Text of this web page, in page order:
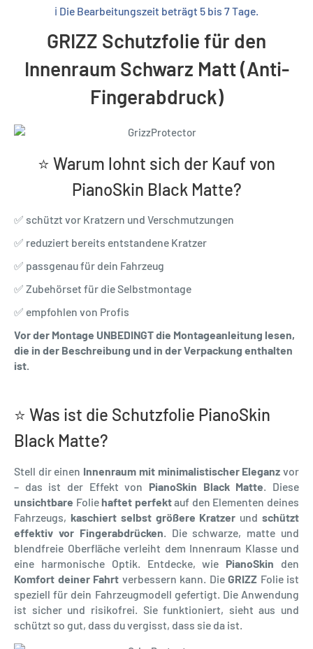
ℹ️ Die Bearbeitungszeit beträgt 5 bis 7 Tage.
GRIZZ Schutzfolie für den
Innenraum Schwarz Matt (Anti-
Fingerabdruck)
⭐ Warum lohnt sich der Kauf von
PianoSkin Black Matte?
✅ schützt vor Kratzern und Verschmutzungen
✅ reduziert bereits entstandene Kratzer
✅ passgenau für dein Fahrzeug
✅ Zubehörset für die Selbstmontage
✅ empfohlen von Profis
Vor der Montage UNBEDINGT die Montageanleitung lesen,
die in der Beschreibung und in der Verpackung enthalten
ist.
⭐ Was ist die Schutzfolie PianoSkin
Black Matte?
Stell dir einen Innenraum mit minimalistischer Eleganz vor
– das ist der Effekt von PianoSkin Black Matte . Diese
unsichtbare Foliehaftet perfektauf den Elementen deines
Fahrzeugs, kaschiert selbst größere Kratzer undschützt
effektiv vor Fingerabdrücken . Die schwarze, matte und
blendfreie Oberfläche verleiht dem Innenraum Klasse und
eine harmonische Optik. Entdecke, wie PianoSkin den
Komfort deiner Fahrt verbessern kann. Die GRIZZ Folie ist
speziell für dein Fahrzeugmodell gefertigt. Die Anwendung
ist sicher und risikofrei. Sie funktioniert, sieht aus und
schützt so gut, dass du vergisst, dass sie da ist.